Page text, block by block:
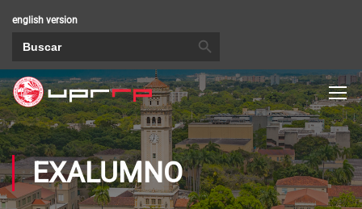
english version
EXALUMNO